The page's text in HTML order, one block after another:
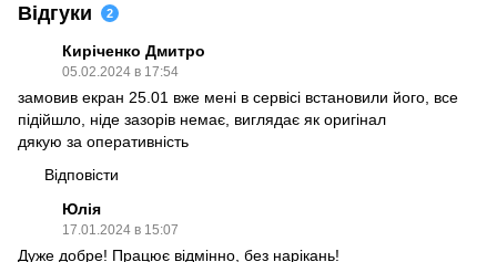
Відгуки 2
Киріченко Дмитро
05.02.2024 в 17:54
замовив екран 25.01 вже мені в сервісі встановили його, все
підійшло, ніде зазорів немає, виглядає як оригінал
дякую за оперативність
Відповісти
Юлія
17.01.2024 в 15:07
Дуже добре! Працює відмінно, без нарікань!